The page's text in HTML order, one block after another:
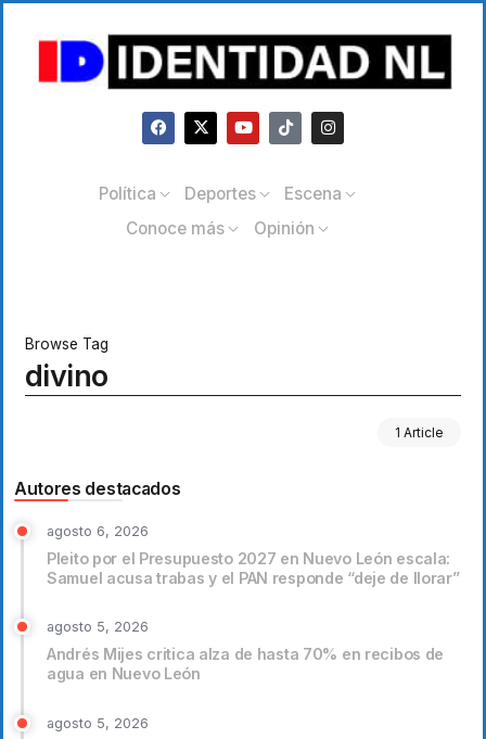
Política Deportes
Escena
Conoce más
Opinión
Browse Tag
divino
1 Article
Autores destacados
agosto 6, 2026
Pleito por el Presupuesto 2027 en Nuevo León escala:
Samuel acusa trabas y el PAN responde “deje de llorar”
agosto 5, 2026
Andrés Mijes critica alza de hasta 70% en recibos de
agua en Nuevo León
agosto 5, 2026